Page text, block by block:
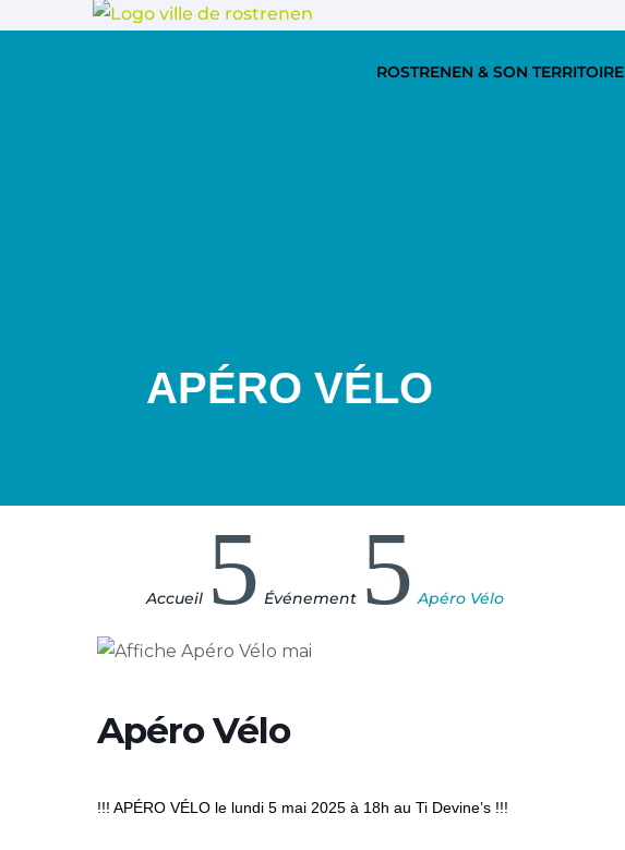
ROSTRENEN & SON TERRITOIRE
APÉRO VÉLO
Accueil 5 Événement 5 Apéro Vélo
Apéro Vélo
!!! APÉRO VÉLO le lundi 5 mai 2025 à 18h au Ti Devine’s !!!